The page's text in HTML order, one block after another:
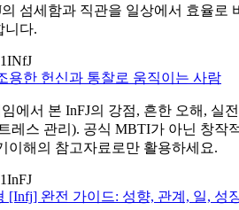
섬세함과 직관을 일상에서 효율로
니다.
INfJ
용한 헌신과 통찰로 움직이는 사람
에서 본 InFJ의 강점, 흔한 오해, 실전
레스 관리). 공식 MBTI가 아닌 창작
이해의 참고자료로만 활용하세요.
InFJ
[Infj] 완전 가이드: 성향, 관계, 일, 성